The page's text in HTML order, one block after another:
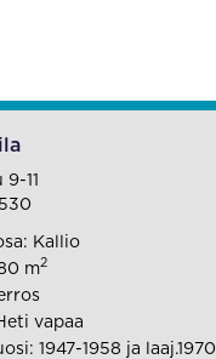
11
Kallio
m2
vapaa
1947-1958 ja laaj.1970